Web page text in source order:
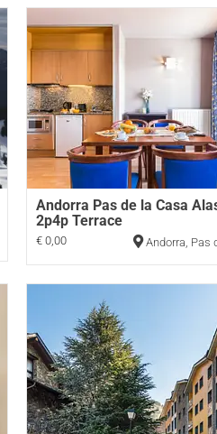
Andorra Pas de la Casa
2p4p Terrace
€ 0,00 Andorra, Pas